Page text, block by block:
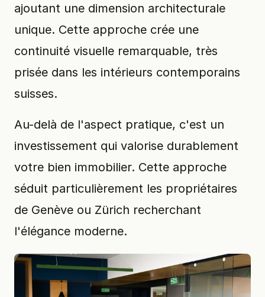
ajoutant une dimension architecturale
unique. Cette approche crée une
continuité visuelle remarquable, très
prisée dans les intérieurs contemporains
suisses.
Au-delà de l'aspect pratique, c'est un
investissement qui valorise durablement
votre bien immobilier. Cette approche
séduit particulièrement les propriétaires
de Genève ou Zürich recherchant
l'élégance moderne.